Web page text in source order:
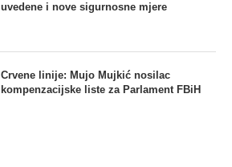
uvedene i nove sigurnosne mjere
Crvene linije: Mujo Mujkić nosilac
kompenzacijske liste za Parlament FBiH